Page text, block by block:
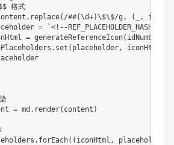
格式
. replace( /##(\d+)\$\$/g , ( ,
= ` <!--REF_PLACEHOLDER_HASH_
= generateReferenceIcon( idNumber
. set ( placeholder , iconHtml
= md . render( content )
. forEach( ( iconHtml , placeholder